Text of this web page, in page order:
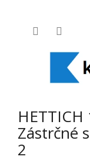
Zástrčné
2